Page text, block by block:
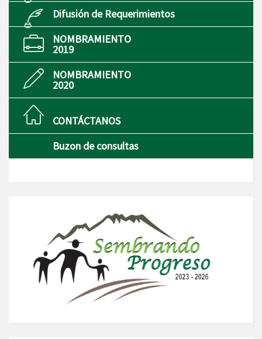
Difusión de Requerimientos
NOMBRAMIENTO
2019
NOMBRAMIENTO
2020
CONTÁCTANOS
Buzon de consultas